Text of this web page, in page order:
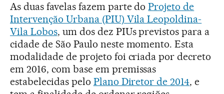
As duas favelas fazem parte doProjeto de
Intervenção Urbana (PIU) Vila Leopoldina-
Vila Lobos, um dos dez PIUs previstos para a
cidade de São Paulo neste momento. Esta
modalidade de projeto foi criada por decreto
em 2016, com base em premissas
estabelecidas pelo Plano Diretor de 2014, e